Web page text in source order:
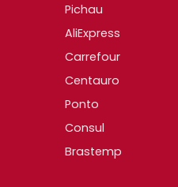
Pichau
AliExpress
Carrefour
Centauro
Ponto
Consul
Brastemp